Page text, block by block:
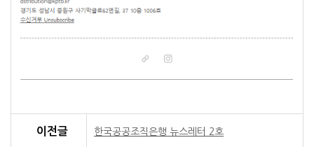
이전글 한국공공조직은행 뉴스레터 2호